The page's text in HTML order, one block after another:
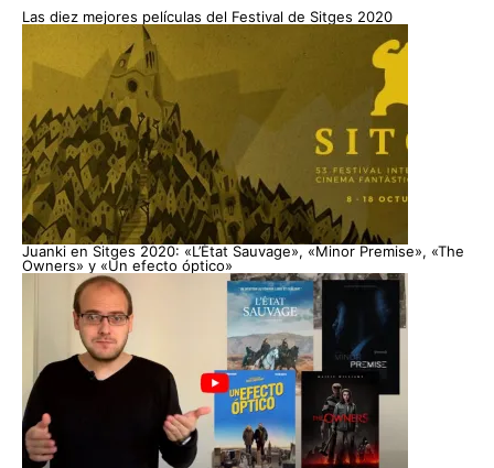
Las diez mejores películas del Festival de Sitges 2020
Juanki en Sitges 2020: «L’Ètat Sauvage», «Minor Premise», «The
Owners» y «Un efecto óptico»